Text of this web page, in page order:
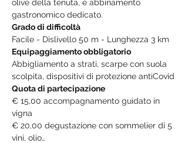
olive della tenuta, e abbinamento
gastronomico dedicato.
Grado di difficoltà
Facile - Dislivello 50 m - Lunghezza 3 km
Equipaggiamento obbligatorio
Abbigliamento a strati, scarpe con suola
scolpita, dispositivi di protezione antiCovid
Quota di partecipazione
€ 15,00 accompagnamento guidato in
vigna
€ 20,00 degustazione con sommelier di 5
vini, olio…